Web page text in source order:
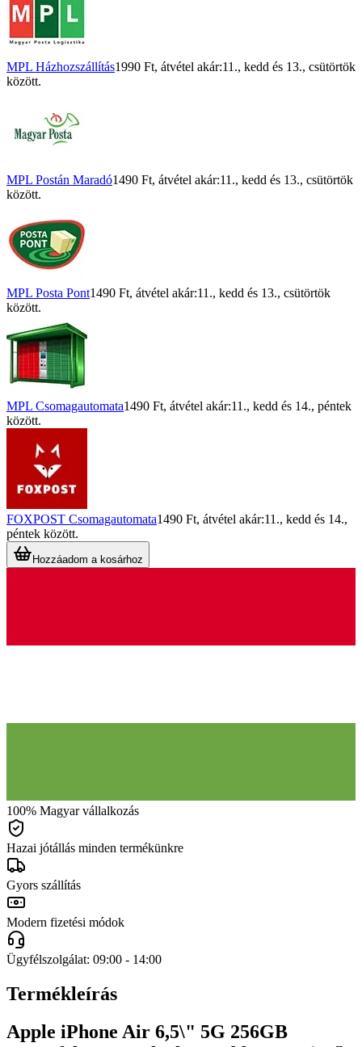
MPL Házhozszállítás1990 Ft, átvétel akár:11., kedd és 13., csütörtök
között.
MPL Postán Maradó1490 Ft, átvétel akár:11., kedd és 13., csütörtök
között.
MPL Posta Pont1490 Ft, átvétel akár:11., kedd és 13., csütörtök
között.
MPL Csomagautomata1490 Ft, átvétel akár:11., kedd és 14., péntek
között.
FOXPOST Csomagautomata1490 Ft, átvétel akár:11., kedd és 14.,
péntek között.
Hozzáadom a kosárhoz
100% Magyar vállalkozás
Hazai jótállás minden termékünkre
Gyors szállítás
Modern fizetési módok
Ügyfélszolgálat: 09:00 - 14:00
Termékleírás
Apple iPhone Air 6,5\" 5G 256GB